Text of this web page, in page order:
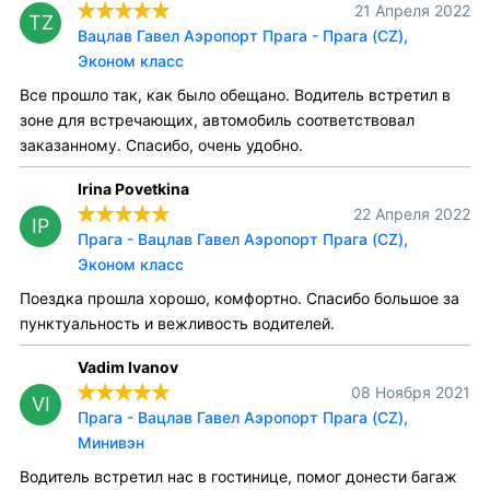
TZ
21 Апреля 2022
Вацлав Гавел Аэропорт Прага - Прага (CZ),
Эконом класс
Все прошло так, как было обещано. Водитель встретил в
зоне для встречающих, автомобиль соответствовал
заказанному. Спасибо, очень удобно.
IP
Irina Povetkina
22 Апреля 2022
Прага - Вацлав Гавел Аэропорт Прага (CZ),
Эконом класс
Поездка прошла хорошо, комфортно. Спасибо большое за
пунктуальность и вежливость водителей.
VI
Vadim Ivanov
08 Ноября 2021
Прага - Вацлав Гавел Аэропорт Прага (CZ),
Минивэн
Водитель встретил нас в гостинице, помог донести багаж